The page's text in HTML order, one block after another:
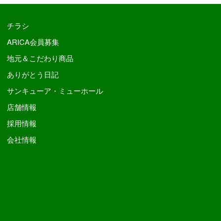
チラシ
ARICA会員募集
地元＆こだわり商品
ありがとう日記
サンキューア・ミューホール
店舗情報
採用情報
会社情報